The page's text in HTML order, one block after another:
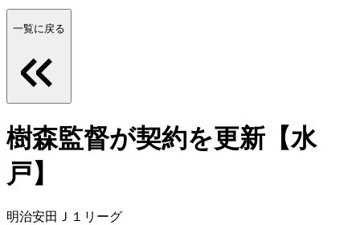
一覧に戻る
樹森監督が契約を更新【水
戸】
明治安田Ｊ１リーグ